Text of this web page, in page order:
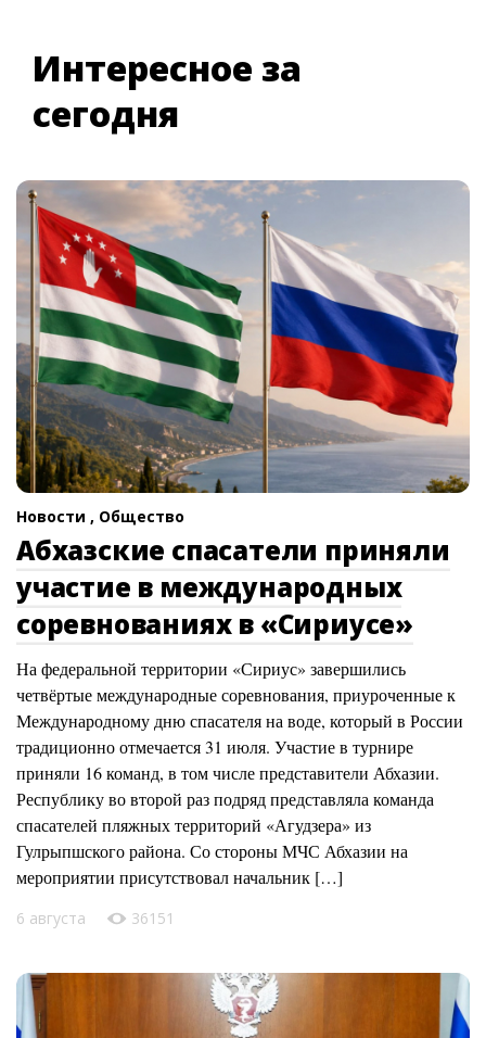
Интересное за
сегодня
Новости , Общество
Абхазские спасатели приняли
участие в международных
соревнованиях в «Сириусе»
На федеральной территории «Сириус» завершились
четвёртые международные соревнования, приуроченные к
Международному дню спасателя на воде, который в России
традиционно отмечается 31 июля. Участие в турнире
приняли 16 команд, в том числе представители Абхазии.
Республику во второй раз подряд представляла команда
спасателей пляжных территорий «Агудзера» из
Гулрыпшского района. Со стороны МЧС Абхазии на
мероприятии присутствовал начальник […]
6 августа 36151